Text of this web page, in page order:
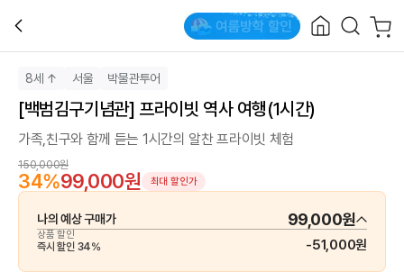
8세 ↑ 서울 박물관투어
[백범김구기념관] 프라이빗 역사 여행(1시간)
가족,친구와 함께 듣는 1시간의 알찬 프라이빗 체험
150,000원
34%99,000원 최대 할인가
나의 예상 구매가 99,000원
상품 할인
즉시 할인 34% -51,000원